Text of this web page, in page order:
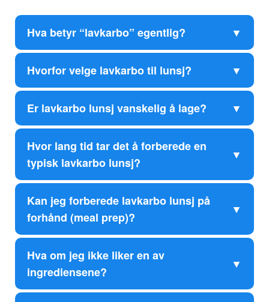
Hva betyr “lavkarbo” egentlig?
Hvorfor velge lavkarbo til lunsj?
Er lavkarbo lunsj vanskelig å lage?
Hvor lang tid tar det å forberede en
typisk lavkarbo lunsj?
Kan jeg forberede lavkarbo lunsj på
forhånd (meal prep)?
Hva om jeg ikke liker en av
ingrediensene?